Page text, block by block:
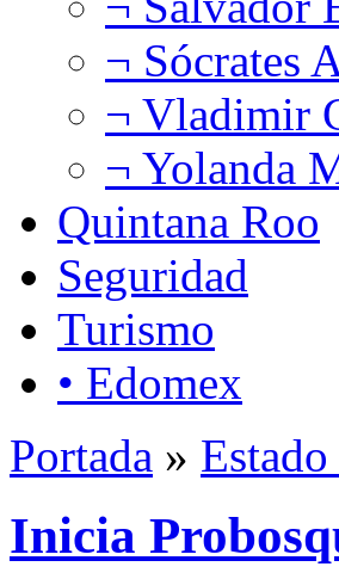
¬ Sócrates
¬ Vladimir
¬ Yolanda
Quintana Roo
Seguridad
Turismo
• Edomex
Portada »
Inicia